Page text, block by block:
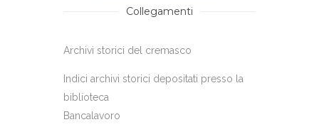
Collegamenti
Archivi storici del cremasco
Indici archivi storici depositati presso la
biblioteca
Bancalavoro